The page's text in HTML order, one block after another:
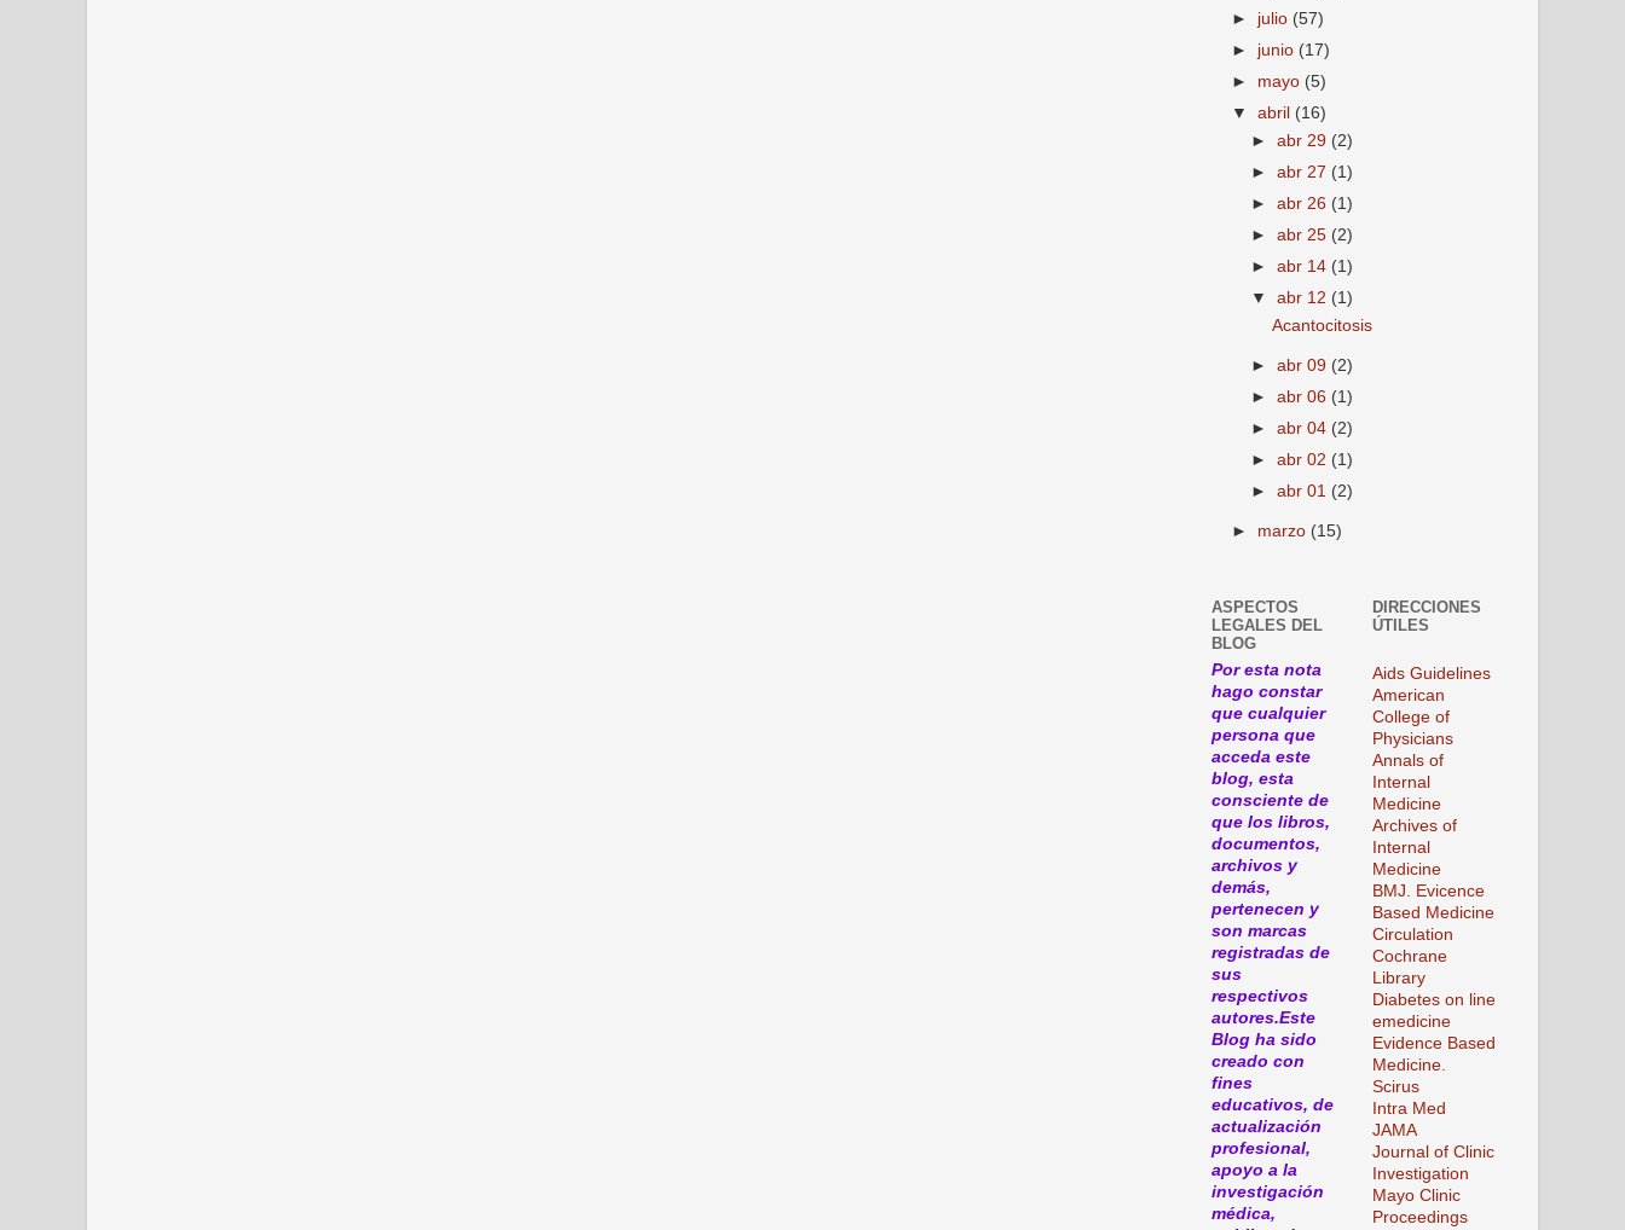
► julio (57)
► junio (17)
► mayo (5)
▼abril (16)
►abr 29 (2)
►abr 27 (1)
►abr 26 (1)
►abr 25 (2)
►abr 14 (1)
▼abr 12 (1)
Acantocitosis
►abr 09 (2)
►abr 06 (1)
►abr 04 (2)
►abr 02 (1)
►abr 01 (2)
► marzo (15)
ASPECTOS
LEGALES DEL
BLOG
Por esta nota
hago constar
que cualquier
persona que
acceda este
blog, esta
consciente de
que los libros,
documentos,
archivos y
demás,
pertenecen y
son marcas
registradas de
sus
respectivos
autores.Este
Blog ha sido
creado con
fines
educativos, de
actualización
profesional,
apoyo a la
investigación
médica,
DIRECCIONES
ÚTILES
Aids Guidelines
American
College of
Physicians
Annals of
Internal
Medicine
Archives of
Internal
Medicine
BMJ. Evicence
Based Medicine
Circulation
Cochrane
Library
Diabetes on line
emedicine
Evidence Based
Medicine.
Scirus
Intra Med
JAMA
Journal of Clinic
Investigation
Mayo Clinic
Proceedings